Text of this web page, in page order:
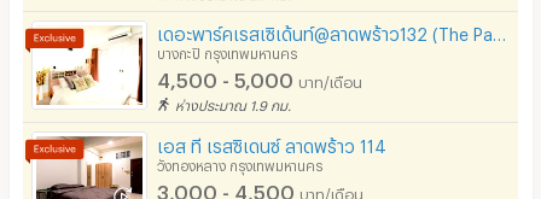
ที่จอดรถมอเตอร์ไซด์/จักรยาน
ลิฟต์
โรงยิม / ฟิตเนส
บางกะปิ กรุงเทพมหานคร
4,500 - 5,000 บาท/เดือน
ห่างประมาณ 1.9 กม.
เอส ที เรสซิเดนซ์ ลาดพร้าว 114
วังทองหลาง กรุงเทพมหานคร
3,000 - 4,500 บาท/เดือน